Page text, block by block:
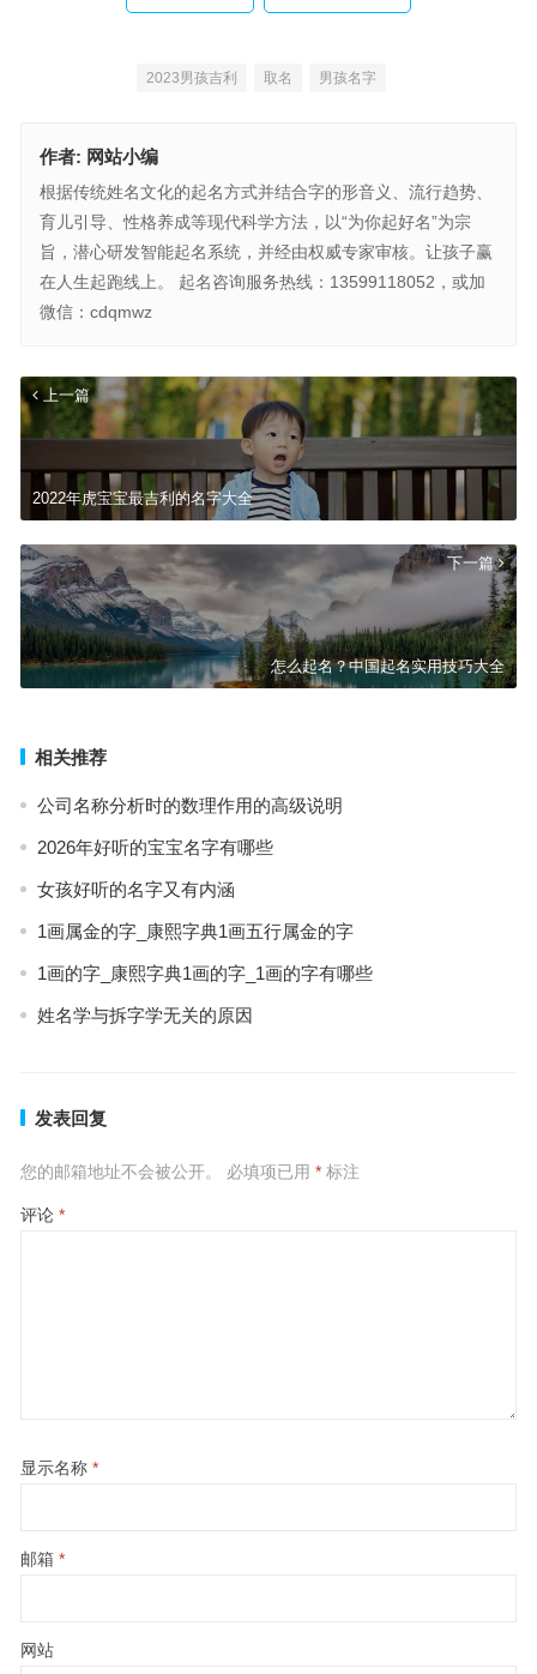
2023男孩吉利 取名 男孩名字
作者: 网站小编
根据传统姓名文化的起名方式并结合字的形音义、流行趋势、
育儿引导、性格养成等现代科学方法，以“为你起好名”为宗
旨，潜心研发智能起名系统，并经由权威专家审核。让孩子赢
在人生起跑线上。 起名咨询服务热线：13599118052，或加
微信：cdqmwz
上一篇
2022年虎宝宝最吉利的名字大全
下一篇
怎么起名？中国起名实用技巧大全
相关推荐
公司名称分析时的数理作用的高级说明
2026年好听的宝宝名字有哪些
女孩好听的名字又有内涵
1画属金的字_康熙字典1画五行属金的字
1画的字_康熙字典1画的字_1画的字有哪些
姓名学与拆字学无关的原因
发表回复
您的邮箱地址不会被公开。 必填项已用 *标注
评论 *
显示名称 *
邮箱 *
网站